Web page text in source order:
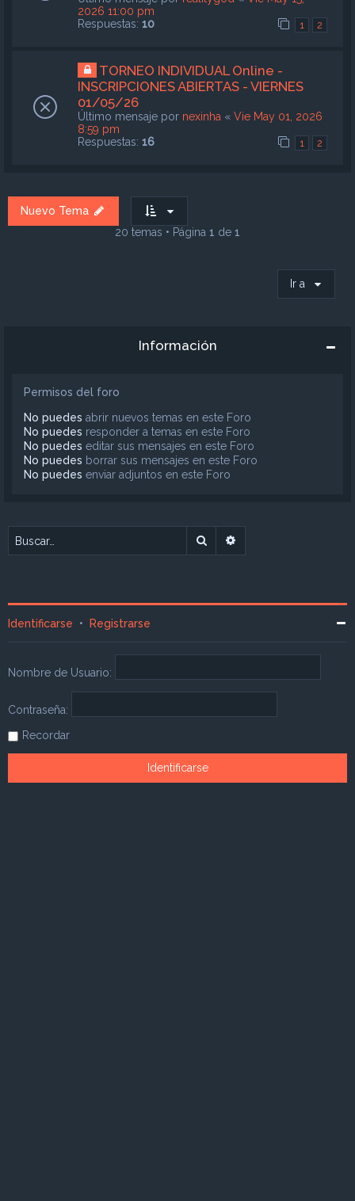
2026 11:00 pm
Respuestas: 10 1 2
TORNEO INDIVIDUAL Online -
INSCRIPCIONES ABIERTAS - VIERNES
01/05/26
Último mensaje por nexinha « Vie May 01, 2026
8:59 pm
Respuestas: 16 1 2
Nuevo Tema
20 temas • Página 1 de 1
Ir a
Información
Permisos del foro
No puedes abrir nuevos temas en este Foro
No puedes responder a temas en este Foro
No puedes editar sus mensajes en este Foro
No puedes borrar sus mensajes en este Foro
No puedes enviar adjuntos en este Foro
Buscar
Identificarse • Registrarse
Nombre de Usuario:
Contraseña:
Recordar